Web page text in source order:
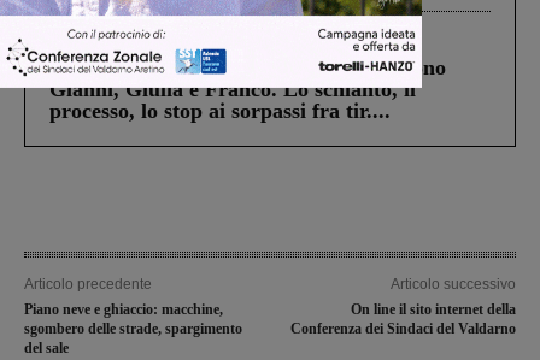
Cronaca 4 Agosto 2026
Un anno fa la strage in A1 in cui morirono
Gianni, Giulia e Franco. Lo schianto, il
processo, lo stop ai sorpassi fra tir....
Articolo precedente
Piano neve e ghiaccio: macchine,
sgombero delle strade, spargimento
del sale
Articolo successivo
On line il sito internet della
Conferenza dei Sindaci del Valdarno